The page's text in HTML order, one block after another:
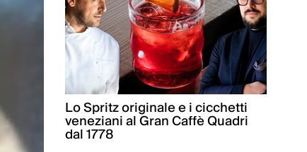
Lo Spritz originale e i cicchetti
veneziani al Gran Caffè Quadri
dal 1778